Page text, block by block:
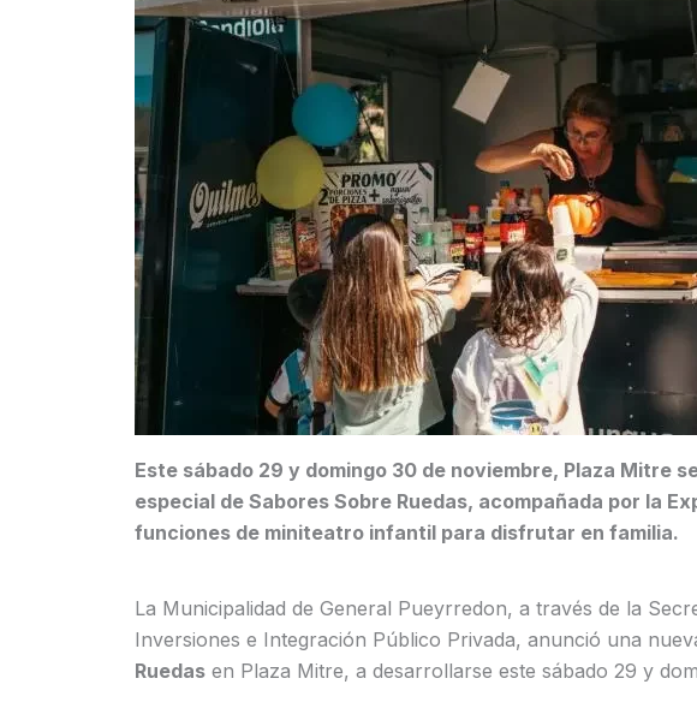
Este sábado 29 y domingo 30 de noviembre, Plaza Mitre
especial de Sabores Sobre Ruedas, acompañada por la
funciones de miniteatro infantil para disfrutar en familia.
La Municipalidad de General Pueyrredon, a través de la
Inversiones e Integración Público Privada, anunció una
Ruedas en Plaza Mitre, a desarrollarse este sábado 29 y